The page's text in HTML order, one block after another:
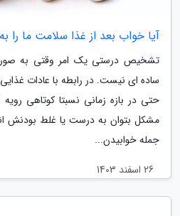
آیا خواب بعد از غذا سلامت ما را
تشخیص درستی یک امر وقتی به صورت
ساده ای نیست. در رابطه با عادات
حتی در بازه زمانی نسبتا کوتاهی
مشکل بتوان به درست یا غلط بودنش
جمله خوابیدن...
26 اسفند 1403